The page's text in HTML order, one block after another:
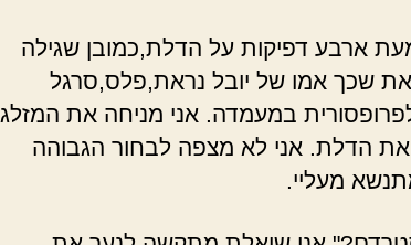
ארבע דפיקות על הדלת,כמובן שגילה
שכך אמו של יובל נראת,פלס,סרגל
לפרופסורית במעמדה. אני מניחה את המזלג
את הדלת. אני לא מצפה לבחור הגבוהה
מעליי.